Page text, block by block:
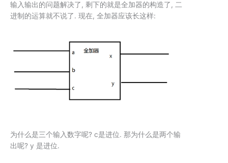
输入输出的问题解决了, 剩下的就是全加器的构造了, 二
进制的运算就不说了. 现在, 全加器应该长这样:
为什么是三个输入数字呢? c是进位. 那为什么是两个输
出呢? y 是进位.